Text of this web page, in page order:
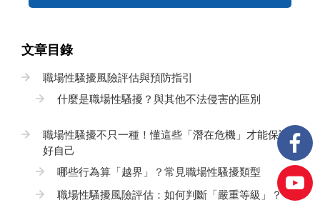
文章目錄
職場性騷擾風險評估與預防指引
什麼是職場性騷擾？與其他不法侵害的區別
職場性騷擾不只一種！懂這些「潛在危機」才能保護
好自己
哪些行為算「越界」？常見職場性騷擾類型
職場性騷擾風險評估：如何判斷「嚴重等級」？